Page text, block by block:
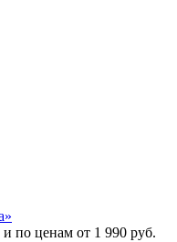
по ценам от 1 990 руб.